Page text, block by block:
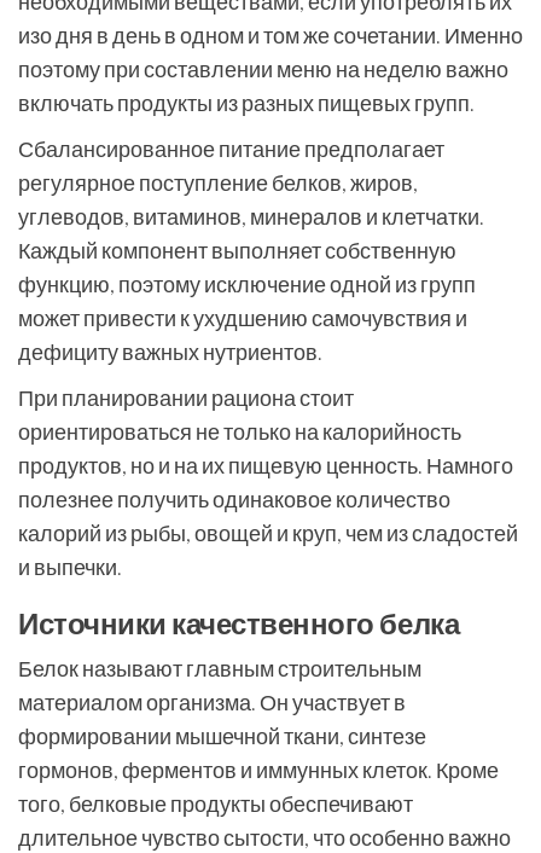
изо дня в день в одном и том же сочетании. Именно
поэтому при составлении меню на неделю важно
включать продукты из разных пищевых групп.
Сбалансированное питание предполагает
регулярное поступление белков, жиров,
углеводов, витаминов, минералов и клетчатки.
Каждый компонент выполняет собственную
функцию, поэтому исключение одной из групп
может привести к ухудшению самочувствия и
дефициту важных нутриентов.
При планировании рациона стоит
ориентироваться не только на калорийность
продуктов, но и на их пищевую ценность. Намного
полезнее получить одинаковое количество
калорий из рыбы, овощей и круп, чем из сладостей
и выпечки.
Источники качественного белка
Белок называют главным строительным
материалом организма. Он участвует в
формировании мышечной ткани, синтезе
гормонов, ферментов и иммунных клеток. Кроме
того, белковые продукты обеспечивают
длительное чувство сытости, что особенно важно